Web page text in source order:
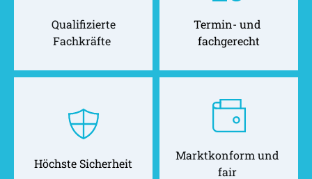
Qualifizierte
Fachkräfte
Termin- und
fachgerecht
Höchste Sicherheit
Marktkonform und
fair